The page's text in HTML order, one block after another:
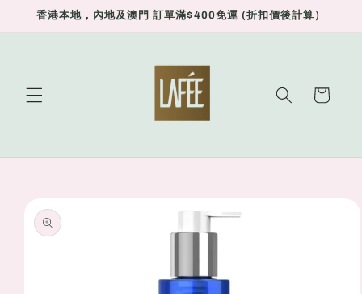
Skip to
香港本地，內地及澳門 訂單滿$400免運 (折扣價後計算）
Cart
product
information